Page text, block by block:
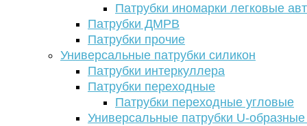
Патрубки иномарки легковые
Патрубки ДМРВ
Патрубки прочие
Универсальные патрубки силикон
Патрубки интеркуллера
Патрубки переходные
Патрубки переходные угловые
Универсальные патрубки U-